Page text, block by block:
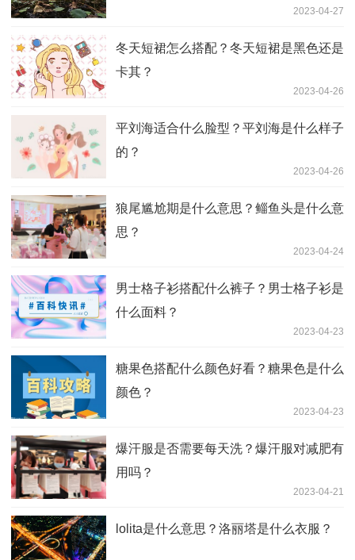
2023-04-27
冬天短裙怎么搭配？冬天短裙是黑色还是
卡其？
2023-04-26
平刘海适合什么脸型？平刘海是什么样子
的？
2023-04-26
狼尾尴尬期是什么意思？鲻鱼头是什么意
思？
2023-04-24
男士格子衫搭配什么裤子？男士格子衫是
什么面料？
2023-04-23
糖果色搭配什么颜色好看？糖果色是什么
颜色？
2023-04-23
爆汗服是否需要每天洗？爆汗服对减肥有
用吗？
2023-04-21
lolita是什么意思？洛丽塔是什么衣服？